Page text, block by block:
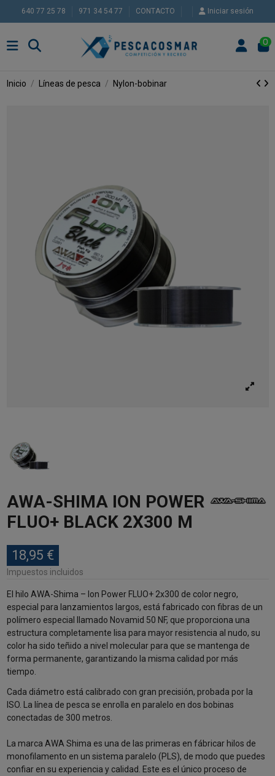
640 77 25 78 971 34 54 77 CONTACTO Iniciar sesión
0
Inicio Líneas de pesca Nylon-bobinar
AWA-SHIMA ION POWER
FLUO+ BLACK 2X300 M
18,95 €
Impuestos incluidos
El hilo AWA-Shima – Ion Power FLUO+ 2x300 de color negro,
especial para lanzamientos largos, está fabricado con fibras de un
polímero especial llamado Novamid 50 NF, que proporciona una
estructura completamente lisa para mayor resistencia al nudo, su
color ha sido teñido a nivel molecular para que se mantenga de
forma permanente, garantizando la misma calidad por más
tiempo.
Cada diámetro está calibrado con gran precisión, probada por la
ISO. La línea de pesca se enrolla en paralelo en dos bobinas
conectadas de 300 metros.
La marca AWA Shima es una de las primeras en fábricar hilos de
monofilamento en un sistema paralelo (PLS), de modo que puedes
confiar en su experiencia y calidad. Este es el único proceso de